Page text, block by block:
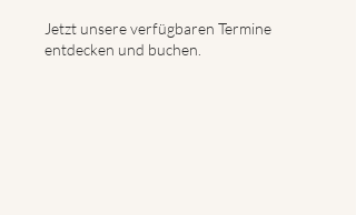
Jetzt unsere verfügbaren Termine
entdecken und buchen.